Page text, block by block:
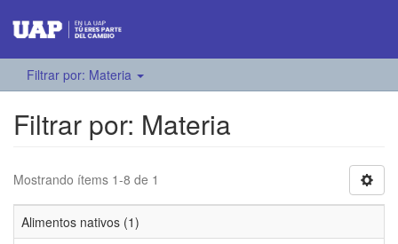
Filtrar por: Materia
Filtrar por: Materia
Mostrando ítems 1-8 de 1
Alimentos nativos (1)